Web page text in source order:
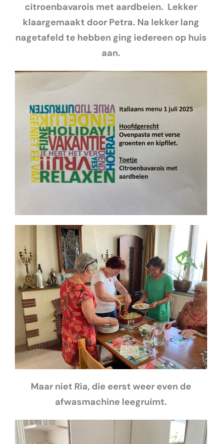
citroenbavarois met aardbeien. Lekker
klaargemaakt door Petra. Na lekker lang
nagetafeld te hebben ging iedereen op huis
aan.
Maar niet Ria, die eerst weer even de
afwasmachine leegruimt.